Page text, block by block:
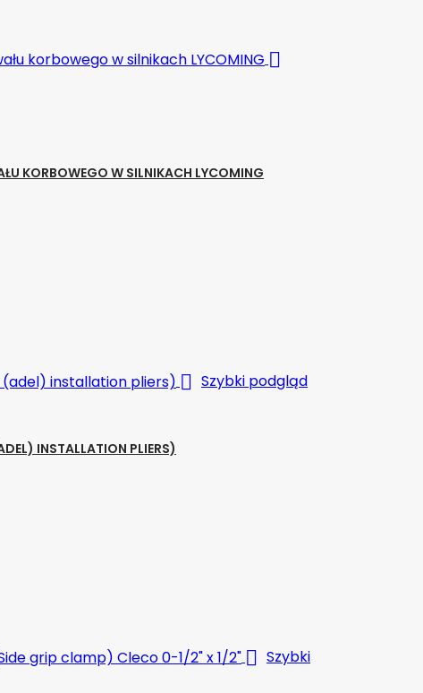

KORBOWEGO W SILNIKACH LYCOMING
 Szybki podgląd
INSTALLATION PLIERS)
 Szybki